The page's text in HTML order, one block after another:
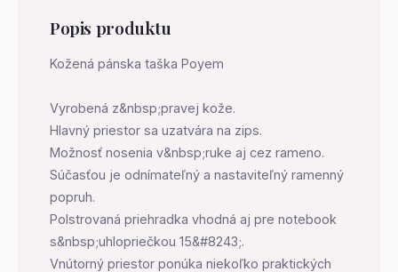
Popis produktu
Kožená pánska taška Poyem
Vyrobená z&nbsp;pravej kože.
Hlavný priestor sa uzatvára na zips.
Možnosť nosenia v&nbsp;ruke aj cez rameno.
Súčasťou je odnímateľný a nastaviteľný ramenný
popruh.
Polstrovaná priehradka vhodná aj pre notebook
s&nbsp;uhlopriečkou 15&#8243;.
Vnútorný priestor ponúka niekoľko praktických